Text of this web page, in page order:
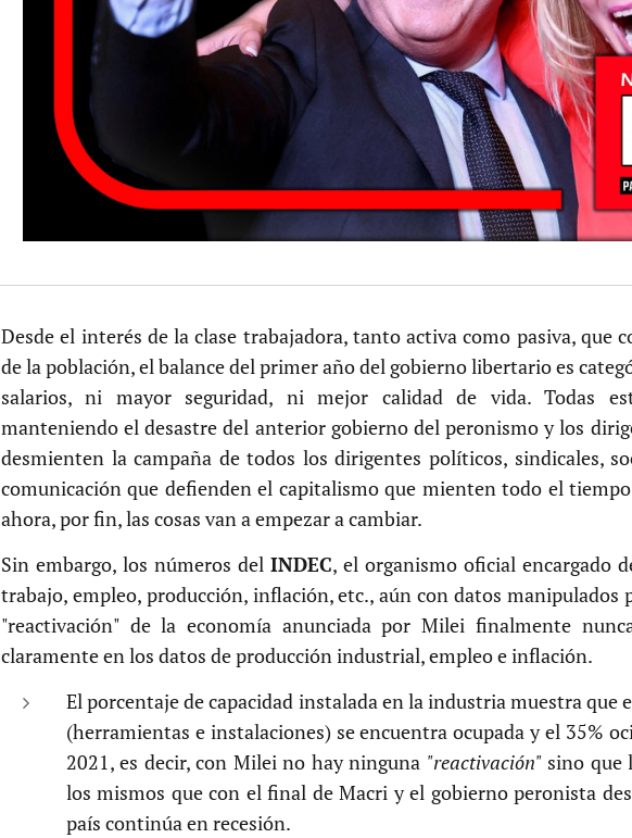
Desde el interés de la clase trabajadora, tanto activa como pasiva, que
de la población, el balance del primer año del gobierno libertario es
salarios, ni mayor seguridad, ni mejor calidad de vida. Todas
manteniendo el desastre del anterior gobierno del peronismo y los
desmienten la campaña de todos los dirigentes políticos, sindicales,
comunicación que defienden el capitalismo que mienten todo el
ahora, por fin, las cosas van a empezar a cambiar.
Sin embargo, los números del INDEC, el organismo oficial encargado
trabajo, empleo, producción, inflación, etc., aún con datos manipulados
"reactivación" de la economía anunciada por Milei finalmente
claramente en los datos de producción industrial, empleo e inflación.
El porcentaje de capacidad instalada en la industria muestra que
(herramientas e instalaciones) se encuentra ocupada y el 35%
2021, es decir, con Milei no hay ninguna "reactivación"sino que
los mismos que con el final de Macri y el gobierno peronista
país continúa en recesión.